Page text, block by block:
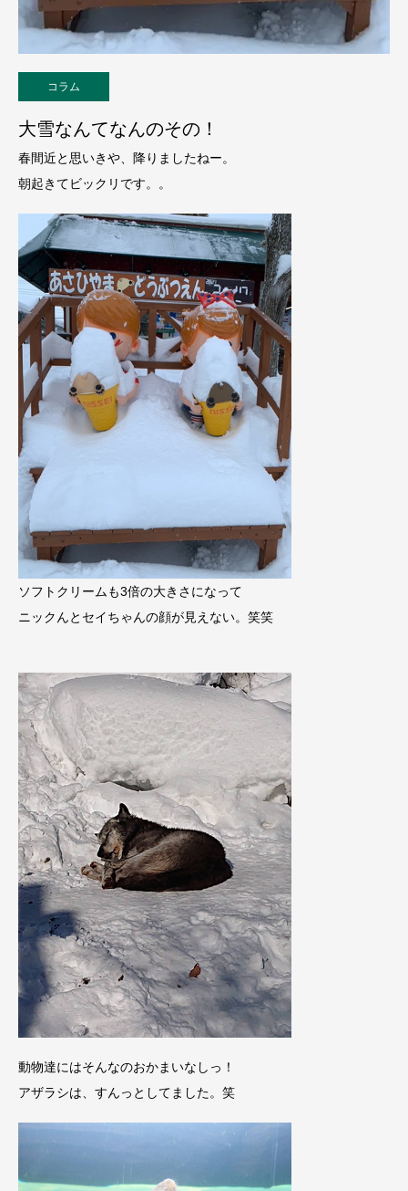
コラム
大雪なんてなんのその！
春間近と思いきや、降りましたねー。
朝起きてビックリです。。
ソフトクリームも3倍の大きさになって
ニックんとセイちゃんの顔が見えない。笑笑
動物達にはそんなのおかまいなしっ！
アザラシは、すんっとしてました。笑